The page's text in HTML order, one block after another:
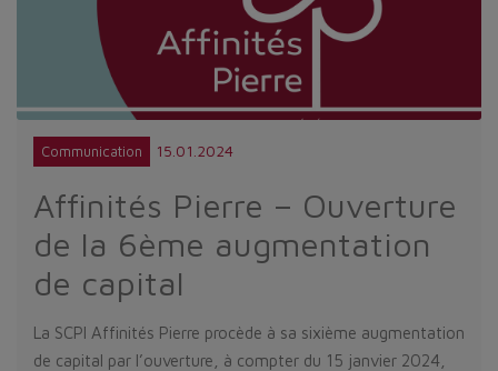
Communication 15.01.2024
Affinités Pierre – Ouverture
de la 6ème augmentation
de capital
La SCPI Affinités Pierre procède à sa sixième augmentation
de capital par l’ouverture, à compter du 15 janvier 2024,